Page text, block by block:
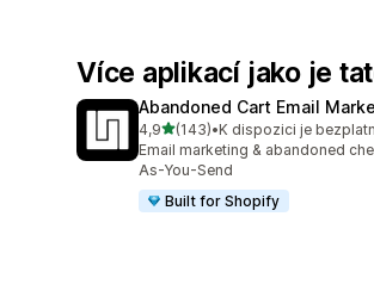
Více aplikací jako je
Abandoned Cart Email
4,9z 5 hvězd
(143)
Celkový počet recenzí: 143
•K dispozici je
Email marketing & abandoned
As-You-Send
Built for Shopify